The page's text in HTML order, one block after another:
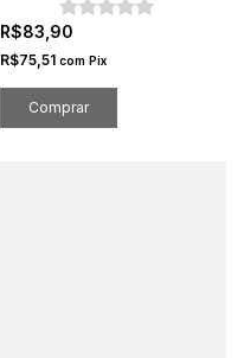
R$83,90
R$75,51 com Pix